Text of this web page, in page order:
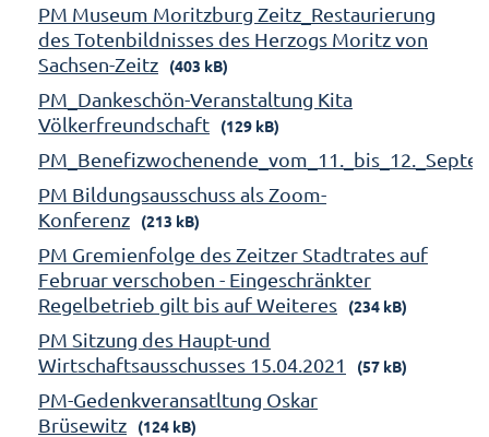
PM Museum Moritzburg Zeitz_Restaurierung
des Totenbildnisses des Herzogs Moritz von
Sachsen-Zeitz
(403 kB)
PM_Dankeschön-Veranstaltung Kita
Völkerfreundschaft
(129 kB)
PM Bildungsausschuss als Zoom-
Konferenz
(213 kB)
PM Gremienfolge des Zeitzer Stadtrates auf
Februar verschoben - Eingeschränkter
Regelbetrieb gilt bis auf Weiteres
(234 kB)
PM Sitzung des Haupt-und
Wirtschaftsausschusses 15.04.2021
(57 kB)
PM-Gedenkveransatltung Oskar
Brüsewitz
(124 kB)